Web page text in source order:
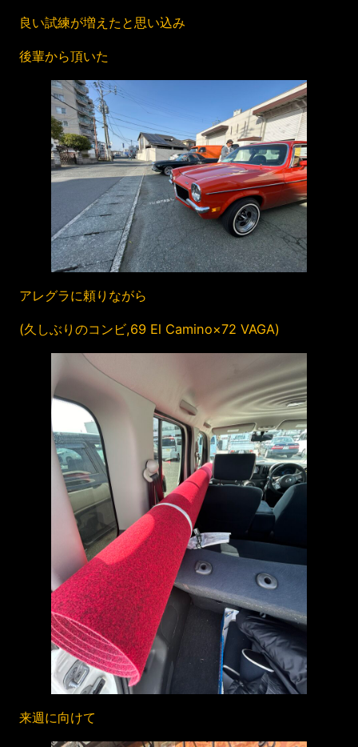
良い試練が増えたと思い込み
後輩から頂いた
アレグラに頼りながら
(久しぶりのコンビ,69 El Camino×72 VAGA)
来週に向けて